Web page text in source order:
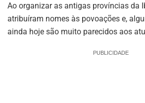
Ao organizar as antigas províncias da
atribuíram nomes às povoações e,
ainda hoje são muito parecidos aos
PUBLICIDADE